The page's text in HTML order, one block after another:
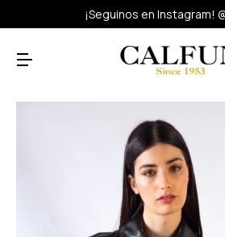
¡Seguinos en Instagram!